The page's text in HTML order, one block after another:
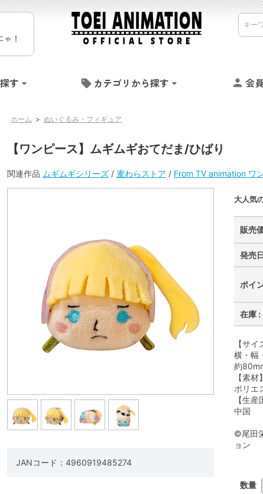
！
す カテゴリから探す 会
ホーム > ぬいぐるみ・フィギュア
【ワンピース】ムギムギおてだま/ひばり
関連作品 ムギムギシリーズ / 麦わらストア / From TV animation ワ
JANコード：4960919485274
大人気
販売
発売
ポイ
在庫 :
【サイ
横・幅
約
【素材】
ポリエ
【生産
中国
©尾田
ョン
数量